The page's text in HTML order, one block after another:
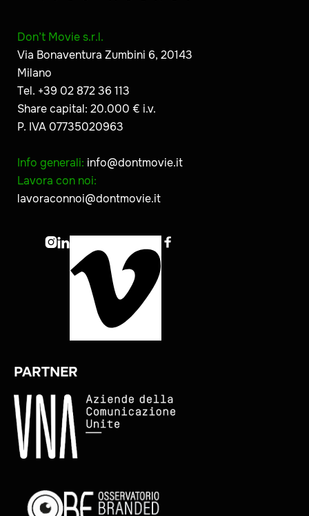
Don’t Movie s.r.l.
Via Bonaventura Zumbini 6, 20143
Milano
Tel. +39 02 872 36 113
Share capital: 20.000 € i.v.
P. IVA 07735020963
Info generali: info@dontmovie.it
Lavora con noi:
lavoraconnoi@dontmovie.it
 
PARTNER